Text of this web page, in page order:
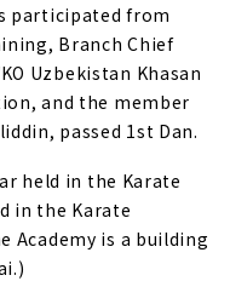
participated from
Branch Chief
Uzbekistan Khasan
and the member
passed 1st Dan.
held in the Karate
in the Karate
Academy is a building